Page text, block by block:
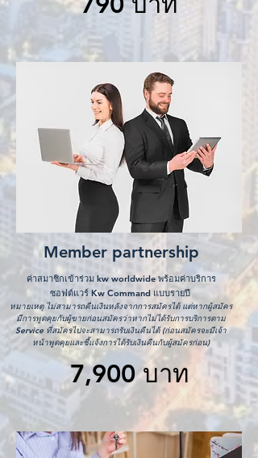
Member partnership
ค่าสมาชิกเข้าร่วม kw worldwide พร้อมค่าบริการ
ซอฟต์แวร์ Kw Command แบบรายปี
หมายเหตุ ไม่สามารถคืนเงินหลังจากการสมัครได้ แต่หากผู้สมัคร
มีการพูดคุยกับผู้ขายก่อนสมัครว่าหากไม่ได้รับการบริการตาม
Service ที่สมัครไปจะสามารถรับเงินคืนได้ (ก่อนสมัครจะมีเจ้า
หน้าพูดคุยและชี้แจ้งการได้รับเงินคืนกับผู้สมัครก่อน)
7,900 บาท